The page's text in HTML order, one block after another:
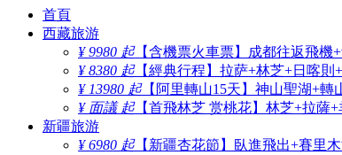
首頁
西藏旅游
¥ 9980 起【含機票火車票】成都往返飛機
¥ 8380 起【經典行程】拉萨+林芝+日喀則
¥ 13980 起【阿里轉山15天】神山聖湖+轉
¥ 面議 起【首飛林芝 赏桃花】林芝+拉薩
新疆旅游
¥ 6980 起【新疆杏花節】臥進飛出+賽里